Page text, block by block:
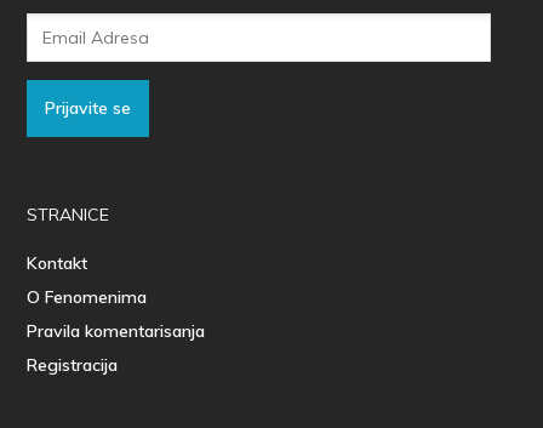
Prijavite se
STRANICE
Kontakt
O Fenomenima
Pravila komentarisanja
Registracija